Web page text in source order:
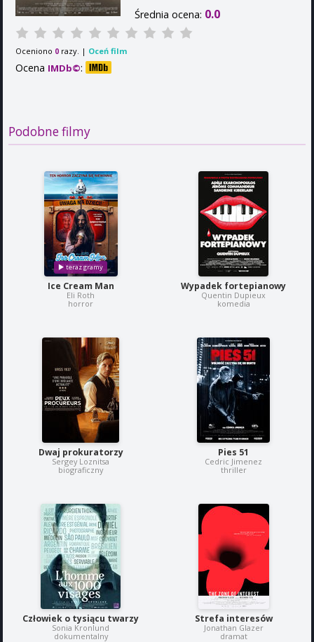
Średnia ocena: 0.0
Oceniono 0 razy. | Oceń film
Ocena IMDb©:
Podobne filmy
Ice Cream Man
Eli Roth
horror
Wypadek fortepianowy
Quentin Dupieux
komedia
Dwaj prokuratorzy
Sergey Loznitsa
biograficzny
Pies 51
Cedric Jimenez
thriller
Człowiek o tysiącu twarzy
Sonia Kronlund
dokumentalny
Strefa interesów
Jonathan Glazer
dramat